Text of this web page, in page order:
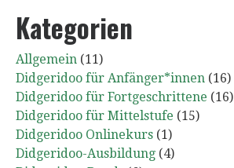
Kategorien
Allgemein (11)
Didgeridoo für Anfänger*innen (16)
Didgeridoo für Fortgeschrittene (16)
Didgeridoo für Mittelstufe (15)
Didgeridoo Onlinekurs (1)
Didgeridoo-Ausbildung (4)